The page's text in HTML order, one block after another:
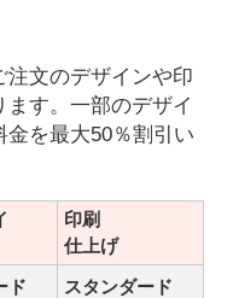
注文のデザインや印
す。一部のデザイ
金を最大50％割引い
印刷
仕上げ
ド スタンダード